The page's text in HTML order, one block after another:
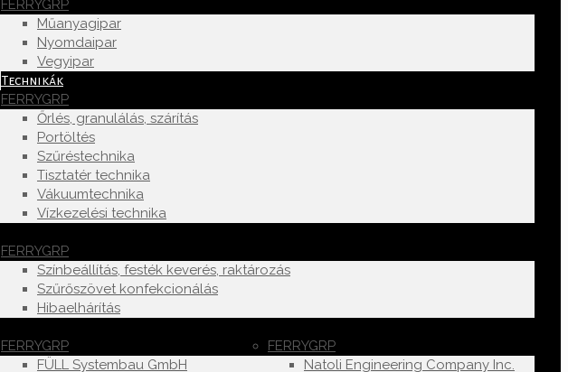
FERRYGRP
Műanyagipar
Nyomdaipar
Vegyipar
Technikák
FERRYGRP
Őrlés, granulálás, szárítás
Portöltés
Szűréstechnika
Tisztatér technika
Vákuumtechnika
Vízkezelési technika
FERRYGRP
Színbeállítás, festék keverés, raktározás
Szűrőszövet konfekcionálás
Hibaelhárítás
FERRYGRP
FÜLL Systembau GmbH
FERRYGRP
Natoli Engineering Company Inc.